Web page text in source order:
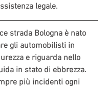
legale.
strada Bologna è nato
gli automobilisti in
e riguarda nello
in stato di ebbrezza.
più incidenti ogni